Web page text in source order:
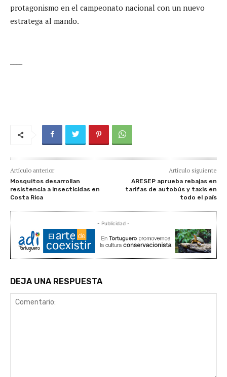
protagonismo en el campeonato nacional con un nuevo
estratega al mando.
Artículo anterior
Mosquitos desarrollan
resistencia a insecticidas en
Costa Rica
Artículo siguiente
ARESEP aprueba rebajas en
tarifas de autobús y taxis en
todo el país
- Publicidad -
DEJA UNA RESPUESTA